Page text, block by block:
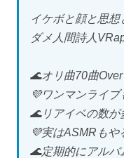
イケボと顔と思想
ダメ人間詩人
🌊オリ曲70曲Over
💜ワンマンライ
🌊リアイベの数が
💜実はASMRもや
🌊定期的にアルバ